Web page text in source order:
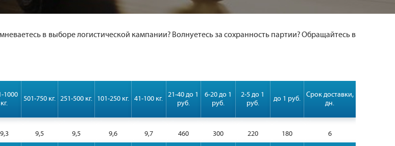
в выборе логистической кампании? Волнуетесь за сохранность партии? Обращайтесь в
1000
кг.
501-750 кг. 251-500 кг. 101-250 кг. 41-100 кг.
21-40 до 1
руб.
6-20 до 1
руб.
2-5 до 1
руб.
до 1 руб.
Срок доставки,
дн.
9,3 9,5 9,5 9,6 9,7 460 300 220 180 6